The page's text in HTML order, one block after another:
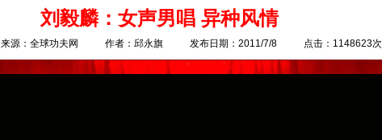
刘毅麟：女声男唱 异种风情
来源：全球功夫网 作者：邱永旗 发布日期：2011/7/8 点击：1148623次